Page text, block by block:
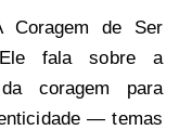
Coragem de Ser
Ele fala sobre a
coragem para
— temas